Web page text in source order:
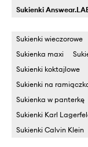
Sukienki
Sukienki wieczorowe
Sukienka maxi
Sukienki koktajlowe
Sukienki na
Sukienka w panterkę
Sukienki Karl
Sukienki Calvin Klein